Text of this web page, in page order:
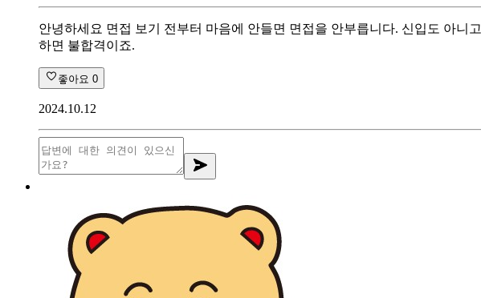
안녕하세요 면접 보기 전부터 마음에 안들면 면접을 안부릅니다. 신입도 아니
하면 불합격이죠.
좋아요 0
2024.10.12